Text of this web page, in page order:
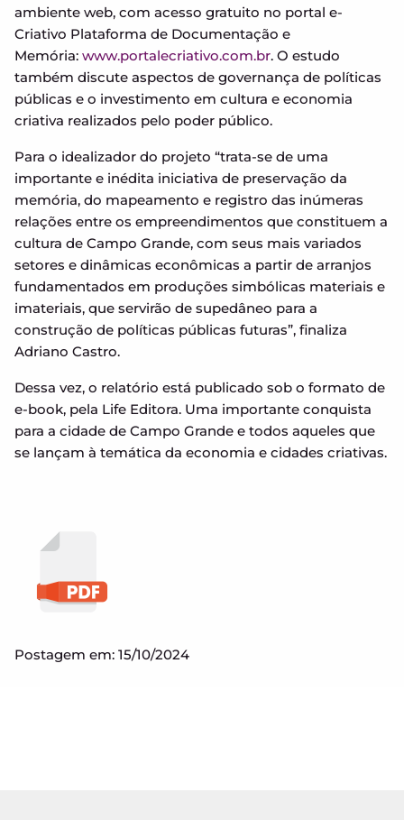
ambiente web, com acesso gratuito no portal e-
Criativo Plataforma de Documentação e
Memória: www.portalecriativo.com.br. O estudo
também discute aspectos de governança de políticas
públicas e o investimento em cultura e economia
criativa realizados pelo poder público.
Para o idealizador do projeto “trata-se de uma
importante e inédita iniciativa de preservação da
memória, do mapeamento e registro das inúmeras
relações entre os empreendimentos que constituem a
cultura de Campo Grande, com seus mais variados
setores e dinâmicas econômicas a partir de arranjos
fundamentados em produções simbólicas materiais e
imateriais, que servirão de supedâneo para a
construção de políticas públicas futuras”, finaliza
Adriano Castro.
Dessa vez, o relatório está publicado sob o formato de
e-book, pela Life Editora. Uma importante conquista
para a cidade de Campo Grande e todos aqueles que
se lançam à temática da economia e cidades criativas.
Postagem em: 15/10/2024